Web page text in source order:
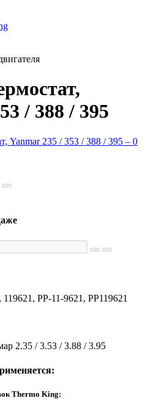
/ 388 / 395
PP-11-9621, PP119621
2.35 / 3.53 / 3.88 / 3.95
Thermo King: